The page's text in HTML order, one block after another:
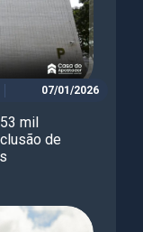
07/01/2026
mil
de